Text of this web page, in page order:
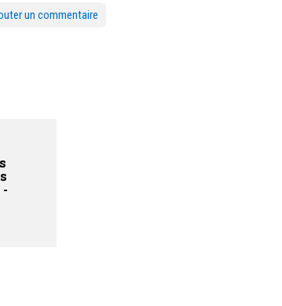
un commentaire